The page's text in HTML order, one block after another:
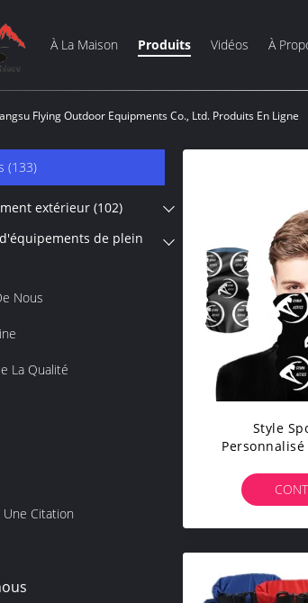
À La Maison Produits Vidéos À
Flying Outdoor Equipments Co., Ltd. Produits En Ligne
(133)
extérieur (102)
de plein
Nous
La Qualité
Une Citation
Style
Personnalisé
De Plein